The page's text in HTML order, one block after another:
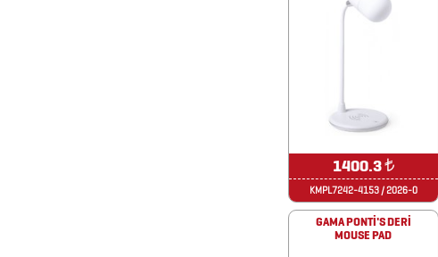
1400.3₺
KMPL7242-4153 / 2026-0
GAMA PONTİ'S DERİ
MOUSE PAD